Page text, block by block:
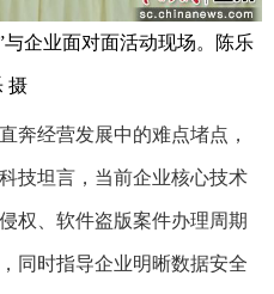
企业面对面活动现场。陈乐
摄
经营发展中的难点堵点，
技坦言，当前企业核心技术
权、软件盗版案件办理周期
同时指导企业明晰数据安全